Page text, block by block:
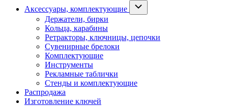
Аксессуары, комплектующие
Держатели, бирки
Кольца, карабины
Ретракторы, ключницы, цепочки
Сувенирные брелоки
Комплектующие
Инструменты
Рекламные таблички
Стенды и комплектующие
Распродажа
Изготовление ключей